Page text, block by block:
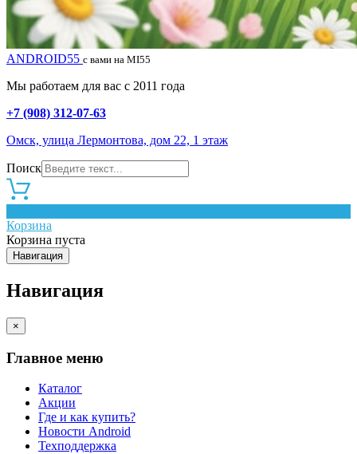
ANDROID55 с вами на MI55
Мы работаем для вас с 2011 года
+7 (908) 312-07-63
Омск, улица Лермонтова, дом 22, 1 этаж
Поиск
Корзина
Корзина пуста
Навигация
Навигация
×
Главное меню
Каталог
Акции
Где и как купить?
Новости Android
Техподдержка